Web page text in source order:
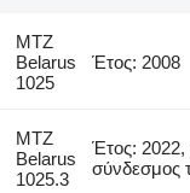
MTZ
Belarus
1025
Έτος: 2008
MTZ
Belarus
1025.3
Έτος: 2022,
σύνδεσμος